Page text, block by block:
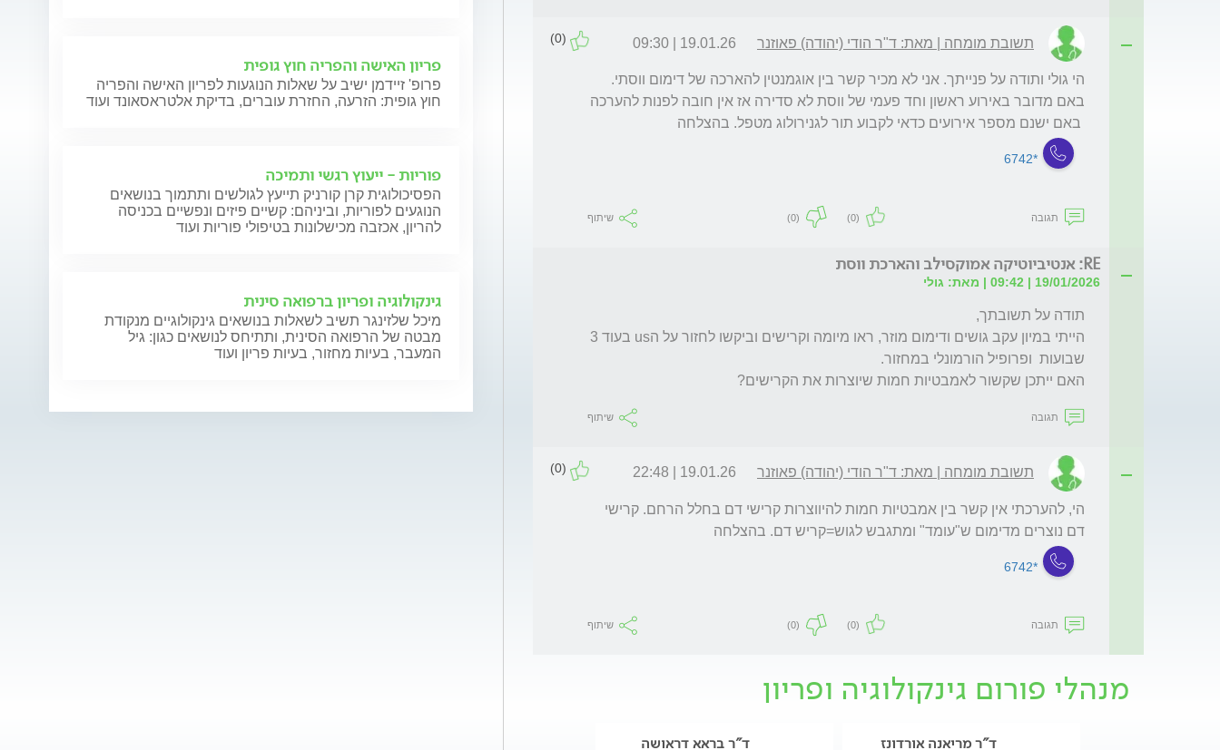
תשובת מומחה | מאת: ד"ר הודי (יהודה) פאוזנר 19.01.26 | 09:30
(0)
*6742
תגובה (0)
(0) שיתוף
RE: אנטיביוטיקה אמוקסילב והארכת ווסת
19/01/2026 | 09:42 | מאת: גולי
האם ייתכן שקשור לאמבטיות חמות שיוצרות את הקרישים?
תגובה שיתוף
תשובת מומחה | מאת: ד"ר הודי (יהודה) פאוזנר 19.01.26 | 22:48
(0)
דם נוצרים מדימום ש"עומד" ומתגבש לגוש=קריש דם. בהצלחה
*6742
תגובה (0)
(0) שיתוף
מנהלי פורום גינקולוגיה ופריון
ד"ר בראא דראושה
ד"ר מריאנה אורדונז
פריון האישה והפריה חוץ גופית
פרופ' זיידמן ישיב על שאלות הנוגעות לפריון האישה והפריה
חוץ גופית: הזרעה, החזרת עוברים, בדיקת אלטראסאונד ועוד
פוריות - ייעוץ רגשי ותמיכה
הפסיכולוגית קרן קורניק תייעץ לגולשים ותתמוך בנושאים
הנוגעים לפוריות, וביניהם: קשיים פיזים ונפשיים בכניסה
להריון, אכזבה מכישלונות בטיפולי פוריות ועוד
גינקולוגיה ופריון ברפואה סינית
מיכל שלזינגר תשיב לשאלות בנושאים גינקולוגיים מנקודת
מבטה של הרפואה הסינית, ותתיחס לנושאים כגון: גיל
המעבר, בעיות מחזור, בעיות פריון ועוד